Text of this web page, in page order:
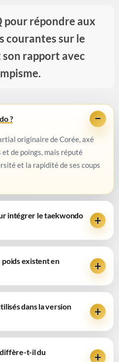
pour répondre aux
courantes sur le
rapport avec
?
originaire de Corée, axé
de poings, mais réputé
et la rapidité de ses coups
intégrer le taekwondo
poids existent en
dans la version
t-il du